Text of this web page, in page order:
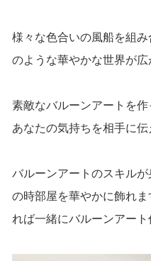
様々な色合いの風船を組
のような華やかな世界が広
素敵なバルーンアートを
あなたの気持ちを相手に伝
バルーンアートのスキル
の時部屋を華やかに飾れ
れば一緒にバルーンアート